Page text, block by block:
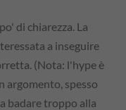
di chiarezza. La
a inseguire
(Nota: l'hype è
argomento, spesso
badare troppo alla